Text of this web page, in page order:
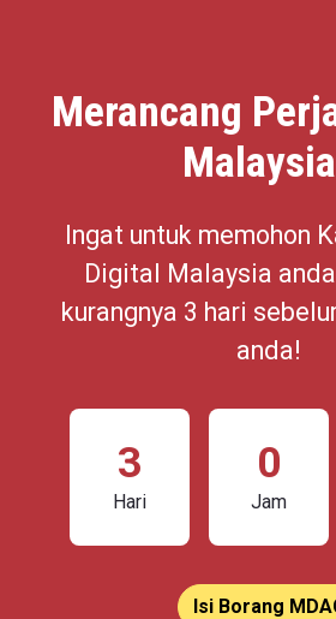
Merancang
Ingat untuk memohon
Digital Malaysia
kurangnya 3 hari
anda!
3
Hari
0
Jam
Isi Borang